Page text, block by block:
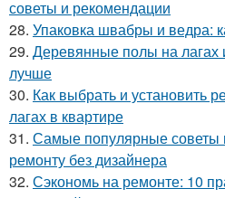
советы и рекомендации
28. Упаковка швабры и ведра:
29. Деревянные полы на лагах
лучше
30. Как выбрать и установить
лагах в квартире
31. Самые популярные советы
ремонту без дизайнера
32. Сэкономь на ремонте: 10